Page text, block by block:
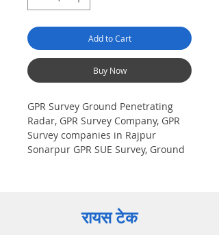
Add to Cart
Buy Now
GPR Survey Ground Penetrating
Radar, GPR Survey Company, GPR
Survey companies in Rajpur
Sonarpur GPR SUE Survey, Ground
India GPR SUE (Ground Penetrating
Radar) Geo scanning Survey
रायस टेक